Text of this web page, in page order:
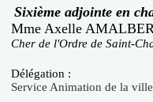
Sixième adjointe en
Mme Axelle
Cher de l'Ordre de Saint-
Délégation :
Service Animation de la ville